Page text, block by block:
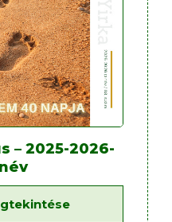
– 2025-2026-